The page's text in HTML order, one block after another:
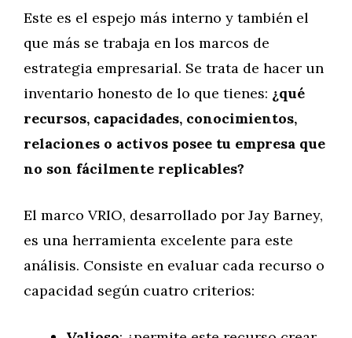
Este es el espejo más interno y también el
que más se trabaja en los marcos de
estrategia empresarial. Se trata de hacer un
inventario honesto de lo que tienes: ¿qué
recursos, capacidades, conocimientos,
relaciones o activos posee tu empresa que
no son fácilmente replicables?
El marco VRIO, desarrollado por Jay Barney,
es una herramienta excelente para este
análisis. Consiste en evaluar cada recurso o
capacidad según cuatro criterios: